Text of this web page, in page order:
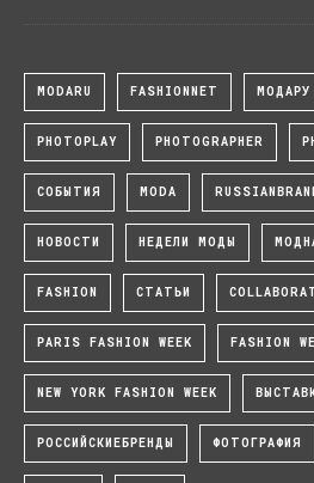
MODARU FASHIONNET МОДАРУ
PHOTOPLAY PHOTOGRAPHER
СОБЫТИЯ MODA
НОВОСТИ НЕДЕЛИ МОДЫ
FASHION СТАТЬИ
PARIS FASHION WEEK FASHION
NEW YORK FASHION WEEK
РОССИЙСКИЕБРЕНДЫ ФОТОГРАФИЯ